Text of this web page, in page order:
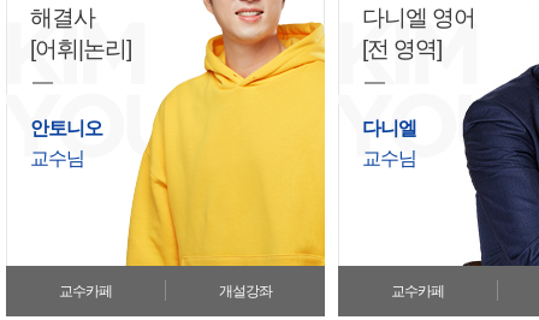
해결사
[어휘|논리]
안토니오
교수님
교수카페 개설강좌
다니엘 영어
[전 영역]
다니엘
교수님
교수카페